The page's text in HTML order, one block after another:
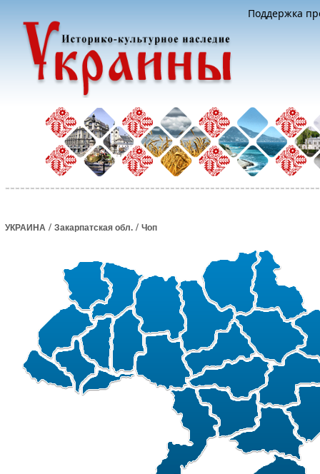
Поддержка
УКРАИНА / Закарпатская обл. / Чоп